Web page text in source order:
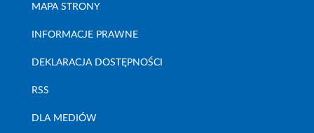
MAPA STRONY
INFORMACJE PRAWNE
DEKLARACJA DOSTĘPNOŚCI
RSS
DLA MEDIÓW